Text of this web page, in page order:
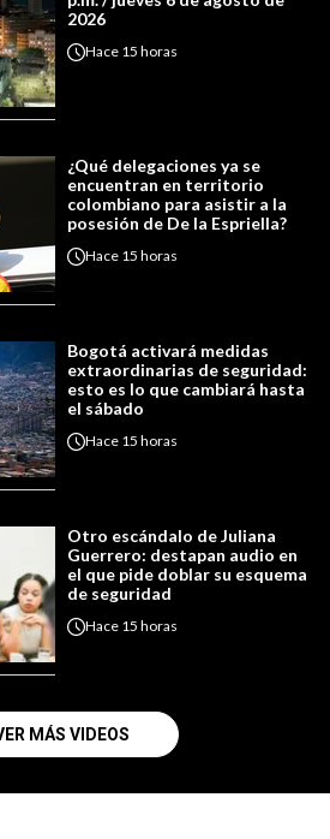
2026
Hace 15 horas
¿Qué delegaciones ya se
encuentran en territorio
colombiano para asistir a la
posesión de De la Espriella?
Hace 15 horas
Bogotá activará medidas
extraordinarias de seguridad:
esto es lo que cambiará hasta
el sábado
Hace 15 horas
Otro escándalo de Juliana
Guerrero: destapan audio en
el que pide doblar su esquema
de seguridad
Hace 15 horas
MÁS VIDEOS